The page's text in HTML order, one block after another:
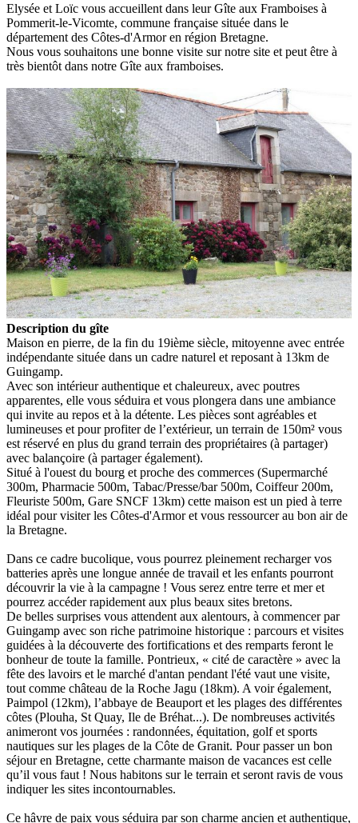
Elysée et Loïc vous accueillent dans leur Gîte aux Framboises à
Pommerit-le-Vicomte, commune française située dans le
département des Côtes-d'Armor en région Bretagne.
Nous vous souhaitons une bonne visite sur notre site et peut être à
très bientôt dans notre Gîte aux framboises.
Description du gîte
Maison en pierre, de la fin du 19ième siècle, mitoyenne avec entrée
indépendante située dans un cadre naturel et reposant à 13km de
Guingamp.
Avec son intérieur authentique et chaleureux, avec poutres
apparentes, elle vous séduira et vous plongera dans une ambiance
qui invite au repos et à la détente. Les pièces sont agréables et
lumineuses et pour profiter de l’extérieur, un terrain de 150m² vous
est réservé en plus du grand terrain des propriétaires (à partager)
avec balançoire (à partager également).
Situé à l'ouest du bourg et proche des commerces (Supermarché
300m, Pharmacie 500m, Tabac/Presse/bar 500m, Coiffeur 200m,
Fleuriste 500m, Gare SNCF 13km) cette maison est un pied à terre
idéal pour visiter les Côtes-d'Armor et vous ressourcer au bon air de
la Bretagne.
Dans ce cadre bucolique, vous pourrez pleinement recharger vos
batteries après une longue année de travail et les enfants pourront
découvrir la vie à la campagne ! Vous serez entre terre et mer et
pourrez accéder rapidement aux plus beaux sites bretons.
De belles surprises vous attendent aux alentours, à commencer par
Guingamp avec son riche patrimoine historique : parcours et visites
guidées à la découverte des fortifications et des remparts feront le
bonheur de toute la famille. Pontrieux, « cité de caractère » avec la
fête des lavoirs et le marché d'antan pendant l'été vaut une visite,
tout comme château de la Roche Jagu (18km). A voir également,
Paimpol (12km), l’abbaye de Beauport et les plages des différentes
côtes (Plouha, St Quay, Ile de Bréhat...). De nombreuses activités
animeront vos journées : randonnées, équitation, golf et sports
nautiques sur les plages de la Côte de Granit. Pour passer un bon
séjour en Bretagne, cette charmante maison de vacances est celle
qu’il vous faut ! Nous habitons sur le terrain et seront ravis de vous
indiquer les sites incontournables.
Ce hâvre de paix vous séduira par son charme ancien et authentique,